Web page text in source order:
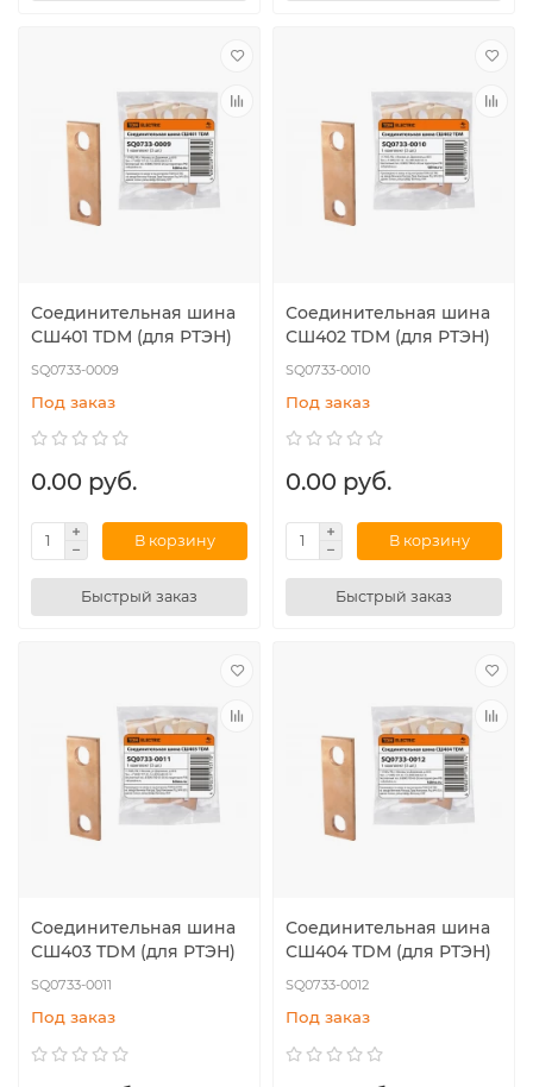
Соединительная шина
СШ401 TDM (для РТЭН)
SQ0733-0009
Под заказ
0.00 руб.
В корзину
Быстрый заказ
Соединительная шина
СШ402 TDM (для РТЭН)
SQ0733-0010
Под заказ
0.00 руб.
В корзину
Быстрый заказ
Соединительная шина
СШ403 TDM (для РТЭН)
SQ0733-0011
Под заказ
Соединительная шина
СШ404 TDM (для РТЭН)
SQ0733-0012
Под заказ